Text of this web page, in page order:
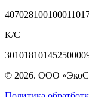
К/С
© 2026. ООО